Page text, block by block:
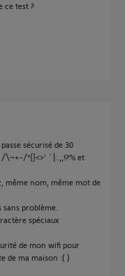
ce test ?
sécurisé de 30
/\~+-/*{}<>' `|:.,;!?% et
même nom, même mot de
problème.
spéciaux
de mon wifi pour
de ma maison :( )